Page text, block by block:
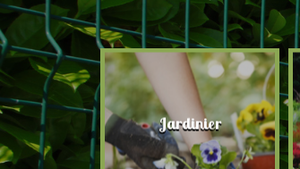
Jardinier